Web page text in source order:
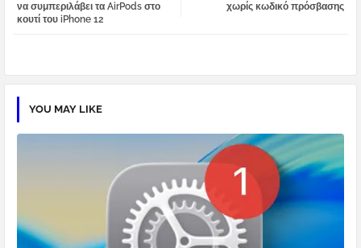
χωρίς κωδικό πρόσβασης
να συμπεριλάβει τα AirPods στο
κουτί του iPhone 12
YOU MAY LIKE